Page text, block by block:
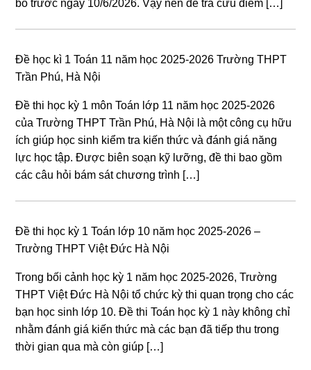
bố trước ngày 10/6/2026. Vậy nên để tra cứu điểm […]
Đề học kì 1 Toán 11 năm học 2025-2026 Trường THPT
Trần Phú, Hà Nội
Đề thi học kỳ 1 môn Toán lớp 11 năm học 2025-2026
của Trường THPT Trần Phú, Hà Nội là một công cụ hữu
ích giúp học sinh kiểm tra kiến thức và đánh giá năng
lực học tập. Được biên soạn kỹ lưỡng, đề thi bao gồm
các câu hỏi bám sát chương trình […]
Đề thi học kỳ 1 Toán lớp 10 năm học 2025-2026 –
Trường THPT Việt Đức Hà Nội
Trong bối cảnh học kỳ 1 năm học 2025-2026, Trường
THPT Việt Đức Hà Nội tổ chức kỳ thi quan trọng cho các
bạn học sinh lớp 10. Đề thi Toán học kỳ 1 này không chỉ
nhằm đánh giá kiến thức mà các bạn đã tiếp thu trong
thời gian qua mà còn giúp […]